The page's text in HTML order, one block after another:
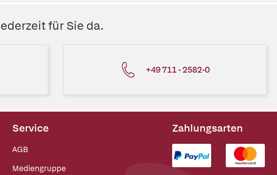
für Sie da.
+49 711 - 2582-0
Service
AGB
Mediengruppe
Zahlungsarten